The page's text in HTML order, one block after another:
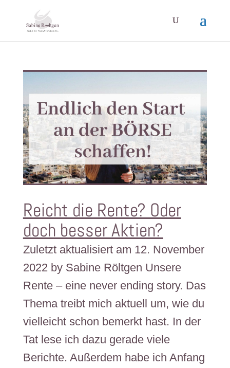
Reicht die Rente? Oder
doch besser Aktien?
Zuletzt aktualisiert am 12. November
2022 by Sabine Röltgen Unsere
Rente – eine never ending story. Das
Thema treibt mich aktuell um, wie du
vielleicht schon bemerkt hast. In der
Tat lese ich dazu gerade viele
Berichte. Außerdem habe ich Anfang